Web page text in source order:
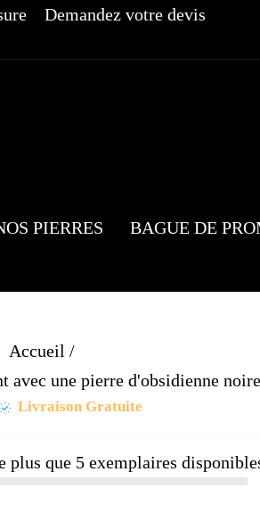
Demandez votre devis
PIERRES
BAGUE DE
Accueil /
avec une pierre d'obsidienne noire
Livraison Gratuite
plus que 5 exemplaires